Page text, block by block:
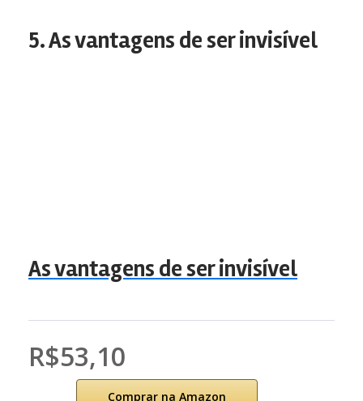
5. As vantagens de ser invisível
As vantagens de ser invisível
R$53,10
Comprar na Amazon